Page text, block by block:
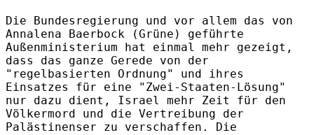
Die Bundesregierung und vor allem das von
Annalena Baerbock (Grüne) geführte
Außenministerium hat einmal mehr gezeigt,
dass das ganze Gerede von der
"regelbasierten Ordnung" und ihres
Einsatzes für eine "Zwei-Staaten-Lösung"
nur dazu dient, Israel mehr Zeit für den
Völkermord und die Vertreibung der
Palästinenser zu verschaffen. Die